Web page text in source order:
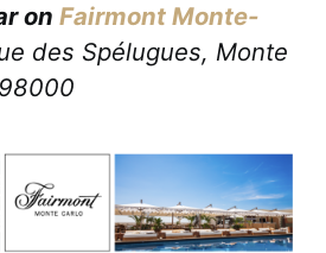
on Fairmont Monte-
des Spélugues, Monte